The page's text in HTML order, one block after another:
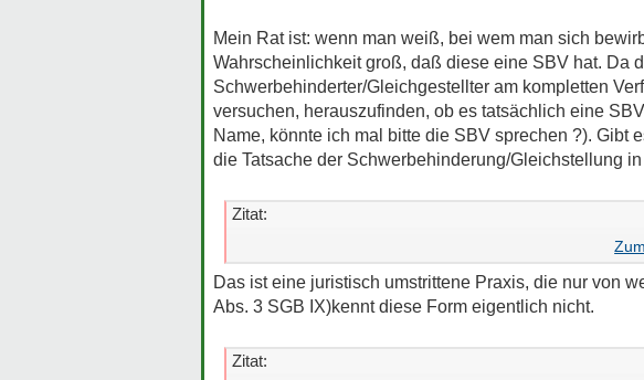
Mein Rat ist: wenn man weiß, bei wem man sich
Wahrscheinlichkeit groß, daß diese eine SBV hat. Da
Schwerbehinderter/Gleichgestellter am kompletten
versuchen, herauszufinden, ob es tatsächlich eine
Name, könnte ich mal bitte die SBV sprechen ?). Gibt
die Tatsache der Schwerbehinderung/Gleichstellung
Zitat:
gilt die Gleichstellung bei dir nicht nur für den
Das ist eine juristisch umstrittene Praxis, die nur von
Abs. 3 SGB IX)kennt diese Form eigentlich nicht.
Zitat: